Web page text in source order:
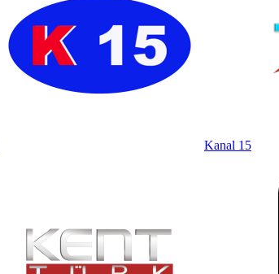
Kanal 15